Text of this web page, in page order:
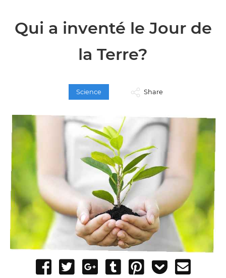
Qui a inventé le Jour de
la Terre?
Science Share
Share
Tweet
Share
Post
Pin
Add